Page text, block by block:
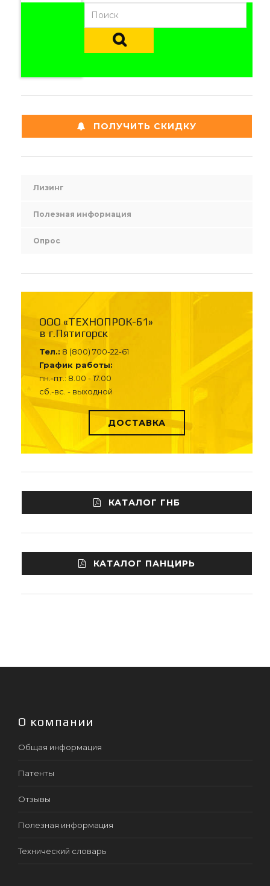
ПОЛУЧИТЬ СКИДКУ
Лизинг
Полезная информация
Опрос
ООО «ТЕХНОПРОК-61»
в г.Пятигорск
Тел.: 8 (800) 700-22-61
График работы:
пн.-пт.: 8.00 - 17.00
сб.-вс. - выходной
ДОСТАВКА
КАТАЛОГ ГНБ
КАТАЛОГ ПАНЦИРЬ
О компании
Общая информация
Патенты
Отзывы
Полезная информация
Технический словарь